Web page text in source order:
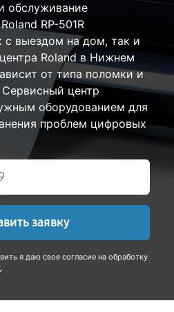
обслуживание
RP-501R
с выездом на дом, так и
Roland в Нижнем
от типа поломки и
центр
оборудованием для
проблем цифровых
заявку
я даю свое согласие на обработку
.